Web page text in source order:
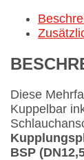
Diese
Kuppelbar
BSP